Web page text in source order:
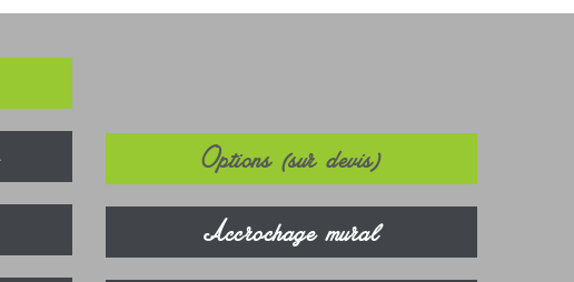
Options (sur devis)
Accrochage mural